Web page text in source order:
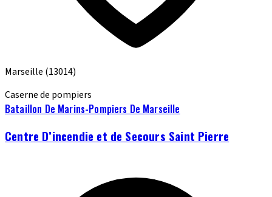
Marseille (13014)
Caserne de pompiers
Bataillon De Marins-Pompiers De Marseille
Centre D’incendie et de Secours Saint Pierre